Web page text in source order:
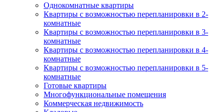
Однокомнатные квартиры
Квартиры с возможностью перепланировки в 2-
комнатные
Квартиры с возможностью перепланировки в 3-
комнатные
Квартиры с возможностью перепланировки в 4-
комнатные
Квартиры с возможностью перепланировки в 5-
комнатные
Готовые квартиры
Многофункциональные помещения
Коммерческая недвижимость